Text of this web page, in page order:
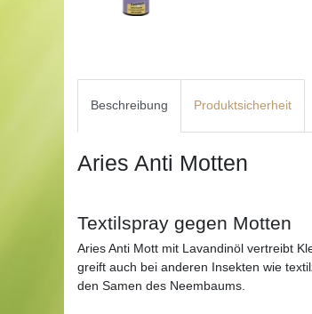
Beschreibung Produktsicherheit
Aries Anti Motten
Textilspray gegen Motten
Aries Anti Mott mit Lavandinöl vertreibt
greift auch bei anderen Insekten wie
den Samen des Neembaums.